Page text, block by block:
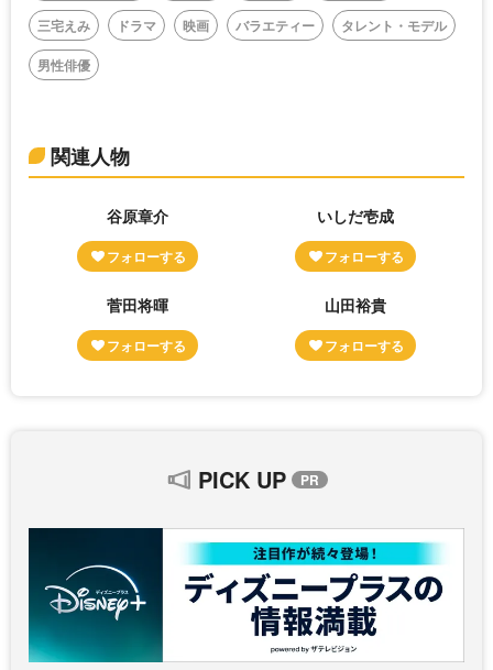
三宅えみ
ドラマ 映画 バラエティー
タレント・モデル
男性俳優
関連人物
谷原章介 いしだ壱成
菅田将暉 山田裕貴
PICK UP